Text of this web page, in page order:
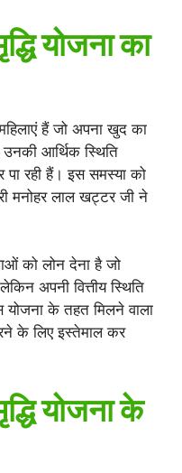
योजना का
हैं जो अपना खुद का
आर्थिक स्थिति
रही हैं। इस समस्या को
मनोहर लाल खट्टर जी ने
को लोन देना है जो
अपनी वित्तीय स्थिति
योजना के तहत मिलने वाला
के लिए इस्तेमाल कर
योजना के